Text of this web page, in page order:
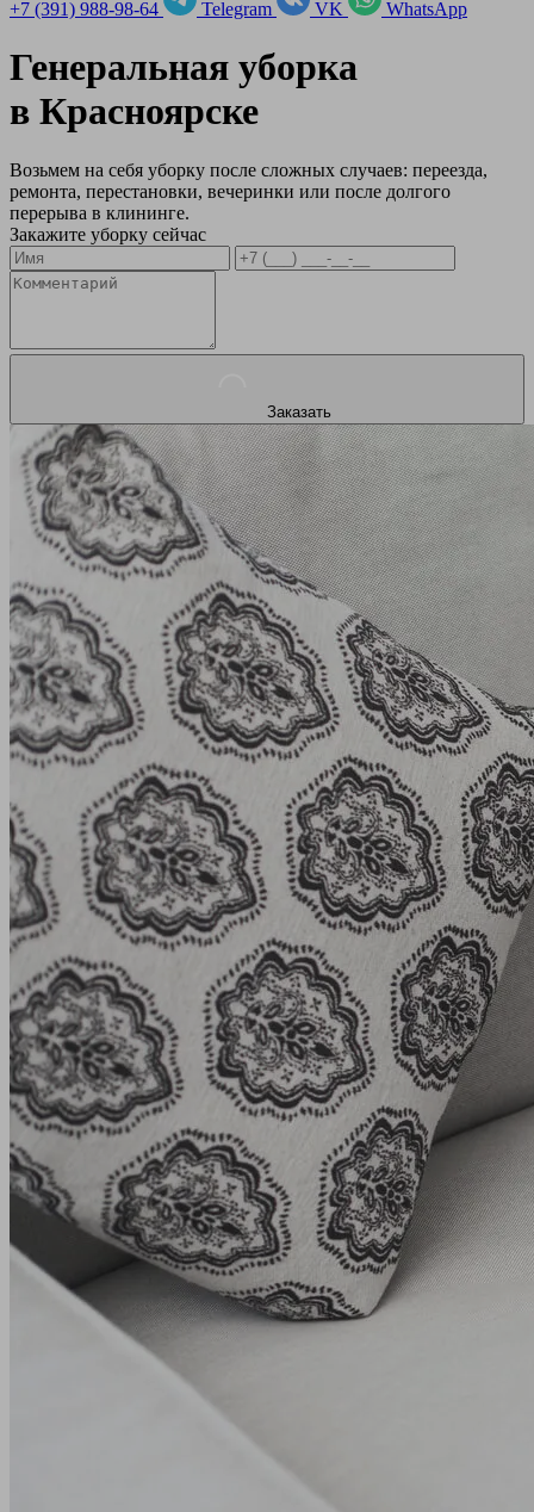
+7 (391) 988-98-64 Telegram VK WhatsApp
Генеральная уборка
в Красноярске
Возьмем на себя уборку после сложных случаев: переезда,
ремонта, перестановки, вечеринки или после долгого
перерыва в клининге.
Закажите уборку сейчас
Заказать